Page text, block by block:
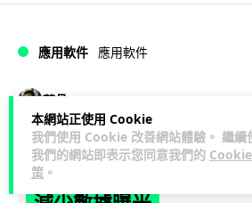
本網站正使用 Cookie
我們使用 Cookie 改善網站體驗。 繼續
我們的網站即表示您同意我們的
策 。
應用軟件 應用軟件
藍骨
詐騙短訊源源不絕背後是
洩 Surfshark Antiscam